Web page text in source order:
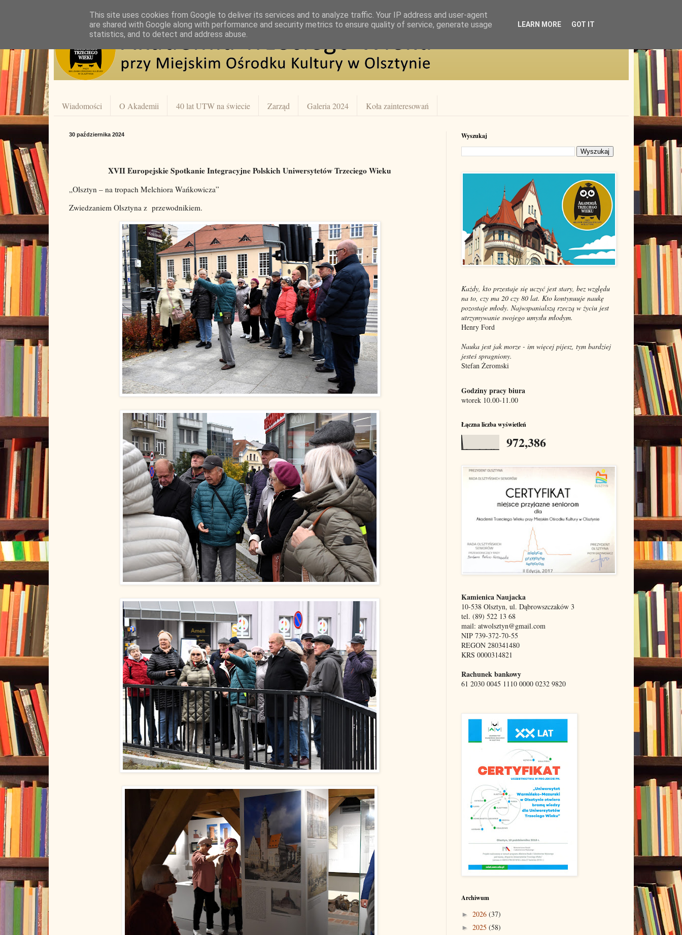
Wiadomości O Akademii 40 lat UTW na świecie Zarząd Galeria 2024 Koła zainteresowań
30 października 2024
XVII Europejskie Spotkanie Integracyjne Polskich Uniwersytetów Trzeciego Wieku
„Olsztyn – na tropach Melchiora Wańkowicza”
Zwiedzaniem Olsztyna z przewodnikiem.
Wyszukaj
Każdy, kto przestaje się uczyć jest stary, bez względu
na to, czy ma 20 czy 80 lat. Kto kontynuuje naukę
pozostaje młody. Najwspanialszą rzeczą w życiu jest
utrzymywanie swojego umysłu młodym.
Henry Ford
Nauka jest jak morze - im więcej pijesz, tym bardziej
jesteś spragniony.
Stefan Żeromski
Godziny pracy biura
wtorek 10.00-11.00
Łączna liczba wyświetleń
972,386
Kamienica Naujacka
10-538 Olsztyn, ul. Dąbrowszczaków 3
tel. (89) 522 13 68
mail: atwolsztyn@gmail.com
NIP 739-372-70-55
REGON 280341480
KRS 0000314821
Rachunek bankowy
61 2030 0045 1110 0000 0232 9820
Archiwum
► 2026 (37)
► 2025 (58)
This site uses cookies from Google to deliver its services and to analyze traffic. Your IP address and user-agent
are shared with Google along with performance and security metrics to ensure quality of service, generate usage
statistics, and to detect and address abuse.
LEARN MORE GOT IT